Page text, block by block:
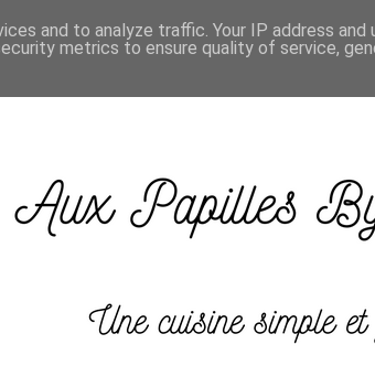
and to analyze traffic. Your IP address and
metrics to ensure quality of service,